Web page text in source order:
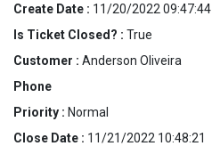
Create Date : 11/20/2022 09:47:44
Is Ticket Closed? : True
Customer : Anderson Oliveira
Phone
Priority : Normal
Close Date : 11/21/2022 10:48:21